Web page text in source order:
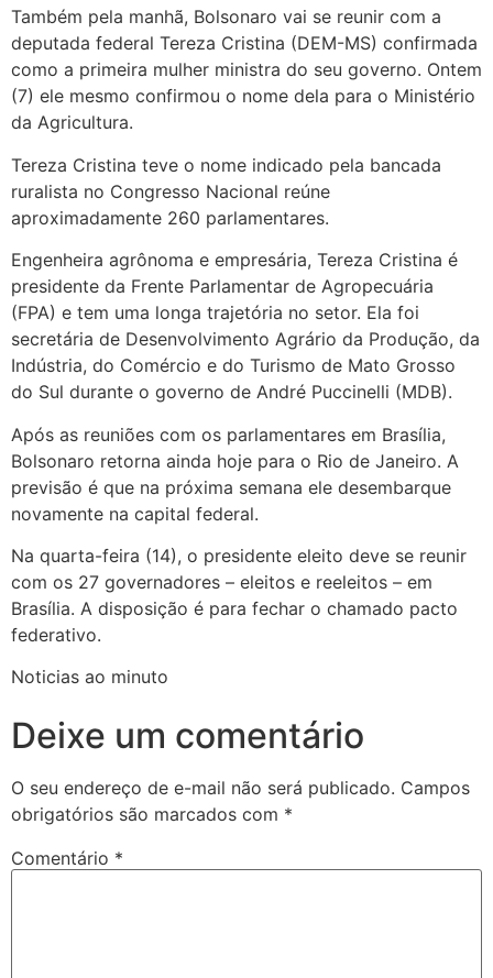
Também pela manhã, Bolsonaro vai se reunir com a
deputada federal Tereza Cristina (DEM-MS) confirmada
como a primeira mulher ministra do seu governo. Ontem
(7) ele mesmo confirmou o nome dela para o Ministério
da Agricultura.
Tereza Cristina teve o nome indicado pela bancada
ruralista no Congresso Nacional reúne
aproximadamente 260 parlamentares.
Engenheira agrônoma e empresária, Tereza Cristina é
presidente da Frente Parlamentar de Agropecuária
(FPA) e tem uma longa trajetória no setor. Ela foi
secretária de Desenvolvimento Agrário da Produção, da
Indústria, do Comércio e do Turismo de Mato Grosso
do Sul durante o governo de André Puccinelli (MDB).
Após as reuniões com os parlamentares em Brasília,
Bolsonaro retorna ainda hoje para o Rio de Janeiro. A
previsão é que na próxima semana ele desembarque
novamente na capital federal.
Na quarta-feira (14), o presidente eleito deve se reunir
com os 27 governadores – eleitos e reeleitos – em
Brasília. A disposição é para fechar o chamado pacto
federativo.
Noticias ao minuto
Deixe um comentário
O seu endereço de e-mail não será publicado. Campos
obrigatórios são marcados com *
Comentário *